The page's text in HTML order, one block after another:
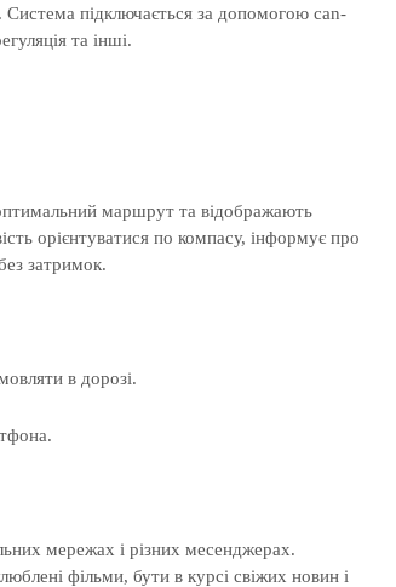
підключається за допомогою can-
та інші.
маршрут та відображають
орієнтуватися по компасу, інформує про
затримок.
в дорозі.
мережах і різних месенджерах.
фільми, бути в курсі свіжих новин і